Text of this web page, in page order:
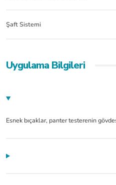
Şaft Sistemi
Uygulama Bilgileri
Esnek bıçaklar, panter testerenin